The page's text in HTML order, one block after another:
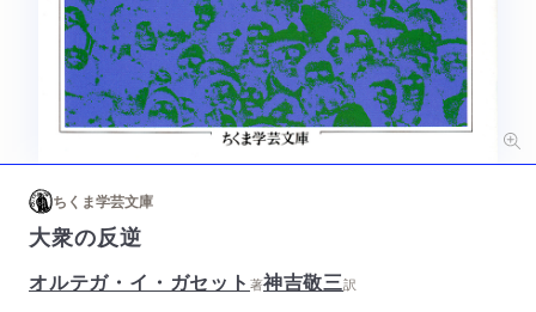
ちくま学芸文庫
大衆の反逆
オルテガ・イ・ガセット 著神吉敬三訳